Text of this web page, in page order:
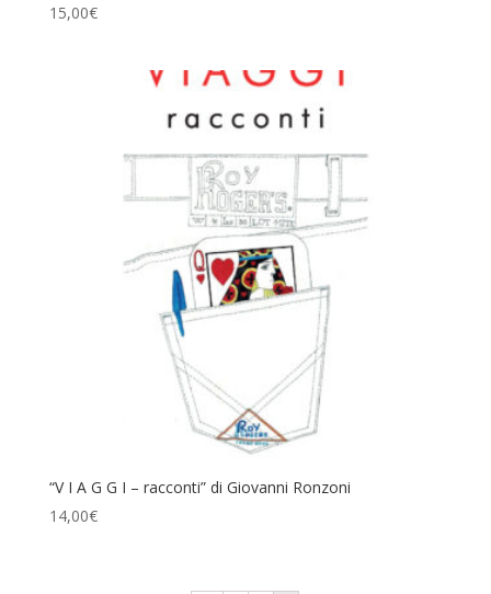
15,00€
“V I A G G I – racconti” di Giovanni Ronzoni
14,00€